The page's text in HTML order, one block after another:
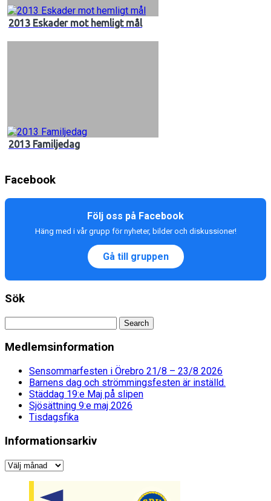
2013 Eskader mot hemligt mål
2013 Familjedag
Facebook
Följ oss på Facebook
Häng med i vår grupp för nyheter, bilder och diskussioner!
Gå till gruppen
Sök
Medlemsinformation
Sensommarfesten i Örebro 21/8 – 23/8 2026
Barnens dag och strömmingsfesten är inställd.
Städdag 19:e Maj på slipen
Sjösättning 9:e maj 2026
Tisdagsfika
Informationsarkiv
Informationsarkiv